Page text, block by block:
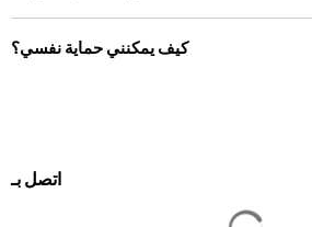
كيف يمكنني حماية نفسي؟
اتصل بـ